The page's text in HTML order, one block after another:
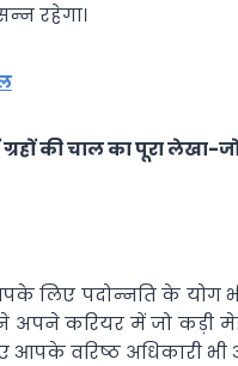
रहेगा।
की चाल का पूरा लेखा-
लिए पदोन्‍नति के योग
अपने करियर में जो कड़ी
वरिष्‍ठ अधिकारी भी